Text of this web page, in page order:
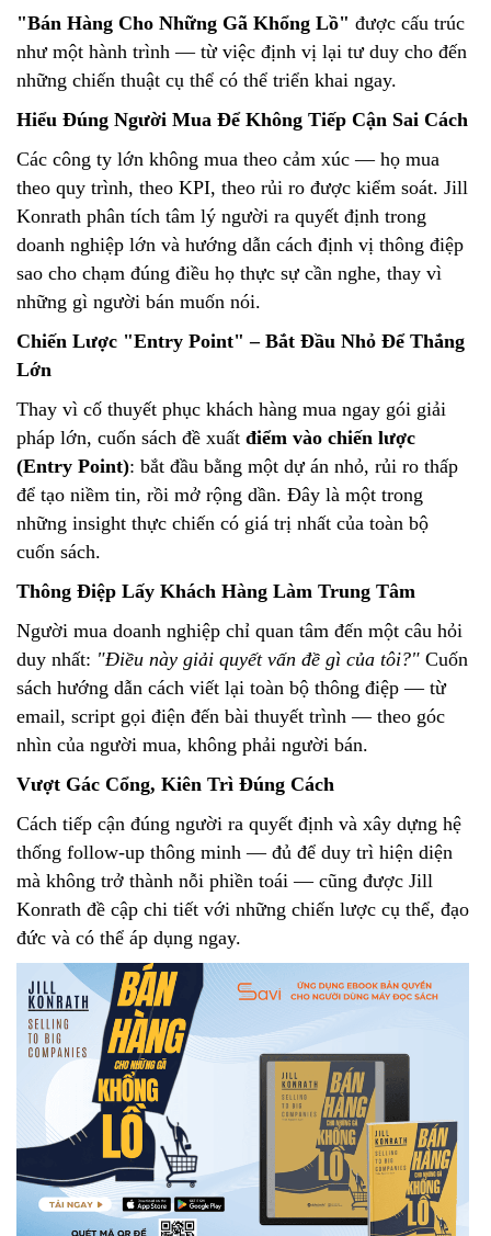
"Bán Hàng Cho Những Gã Khổng Lồ" được cấu trúc
như một hành trình — từ việc định vị lại tư duy cho đến
những chiến thuật cụ thể có thể triển khai ngay.
Hiểu Đúng Người Mua Để Không Tiếp Cận Sai Cách
Các công ty lớn không mua theo cảm xúc — họ mua
theo quy trình, theo KPI, theo rủi ro được kiểm soát. Jill
Konrath phân tích tâm lý người ra quyết định trong
doanh nghiệp lớn và hướng dẫn cách định vị thông điệp
sao cho chạm đúng điều họ thực sự cần nghe, thay vì
những gì người bán muốn nói.
Chiến Lược "Entry Point" – Bắt Đầu Nhỏ Để Thắng
Lớn
Thay vì cố thuyết phục khách hàng mua ngay gói giải
pháp lớn, cuốn sách đề xuất điểm vào chiến lược
(Entry Point): bắt đầu bằng một dự án nhỏ, rủi ro thấp
để tạo niềm tin, rồi mở rộng dần. Đây là một trong
những insight thực chiến có giá trị nhất của toàn bộ
cuốn sách.
Thông Điệp Lấy Khách Hàng Làm Trung Tâm
Người mua doanh nghiệp chỉ quan tâm đến một câu hỏi
duy nhất: "Điều này giải quyết vấn đề gì của tôi?" Cuốn
sách hướng dẫn cách viết lại toàn bộ thông điệp — từ
email, script gọi điện đến bài thuyết trình — theo góc
nhìn của người mua, không phải người bán.
Vượt Gác Cổng, Kiên Trì Đúng Cách
Cách tiếp cận đúng người ra quyết định và xây dựng hệ
thống follow-up thông minh — đủ để duy trì hiện diện
mà không trở thành nỗi phiền toái — cũng được Jill
Konrath đề cập chi tiết với những chiến lược cụ thể, đạo
đức và có thể áp dụng ngay.